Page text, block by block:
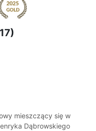
mieszczący się w
Dąbrowskiego